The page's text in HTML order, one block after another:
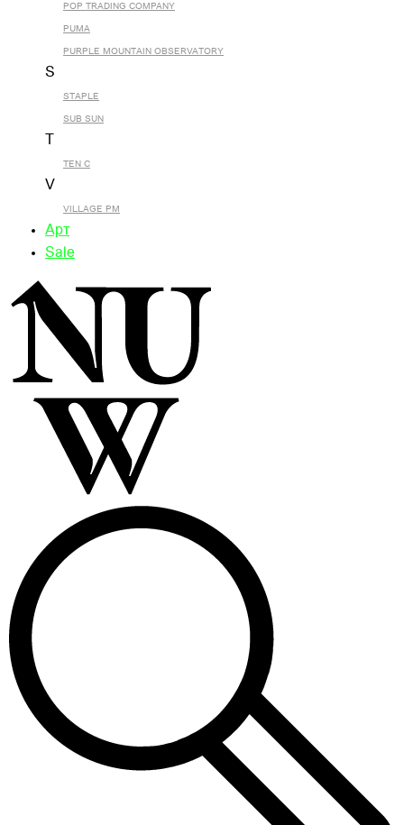
POP TRADING COMPANY
PUMA
PURPLE MOUNTAIN OBSERVATORY
S
STAPLE
SUB SUN
TEN C
V
VILLAGE PM
Арт
Sale